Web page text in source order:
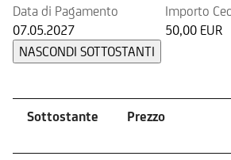
Data di Pagamento
07.05.2027
Importo
50,00 EUR
NASCONDI SOTTOSTANTI
Sottostante Prezzo